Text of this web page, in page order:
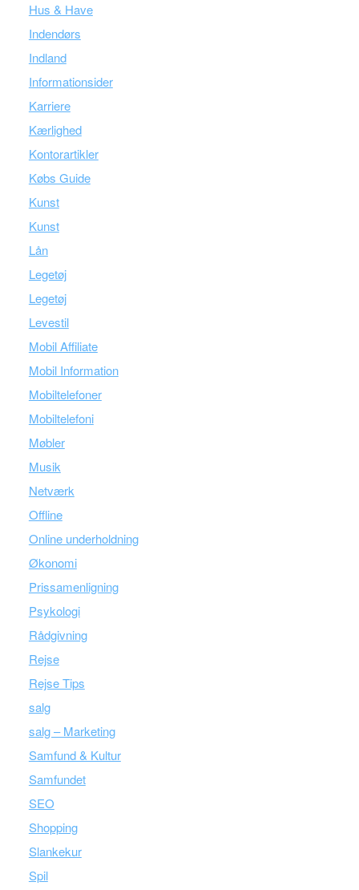
Hus & Have
Indendørs
Indland
Informationsider
Karriere
Kærlighed
Kontorartikler
Købs Guide
Kunst
Kunst
Lån
Legetøj
Legetøj
Levestil
Mobil Affiliate
Mobil Information
Mobiltelefoner
Mobiltelefoni
Møbler
Musik
Netværk
Offline
Online underholdning
Økonomi
Prissamenligning
Psykologi
Rådgivning
Rejse
Rejse Tips
salg
salg – Marketing
Samfund & Kultur
Samfundet
SEO
Shopping
Slankekur
Spil